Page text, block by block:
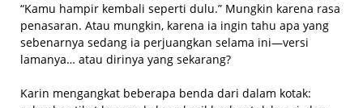
“Kamu hampir kembali seperti dulu.” Mungkin karena rasa
penasaran. Atau mungkin, karena ia ingin tahu apa yang
sebenarnya sedang ia perjuangkan selama ini—versi
lamanya… atau dirinya yang sekarang?
Karin mengangkat beberapa benda dari dalam kotak: